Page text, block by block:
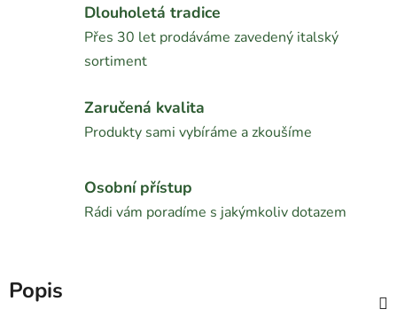
Dlouholetá tradice
Přes 30 let prodáváme zavedený italský
sortiment
Zaručená kvalita
Produkty sami vybíráme a zkoušíme
Osobní přístup
Rádi vám poradíme s jakýmkoliv dotazem
Popis